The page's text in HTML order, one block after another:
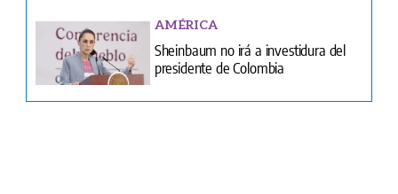
AMÉRICA
Sheinbaum no irá a investidura del
presidente de Colombia